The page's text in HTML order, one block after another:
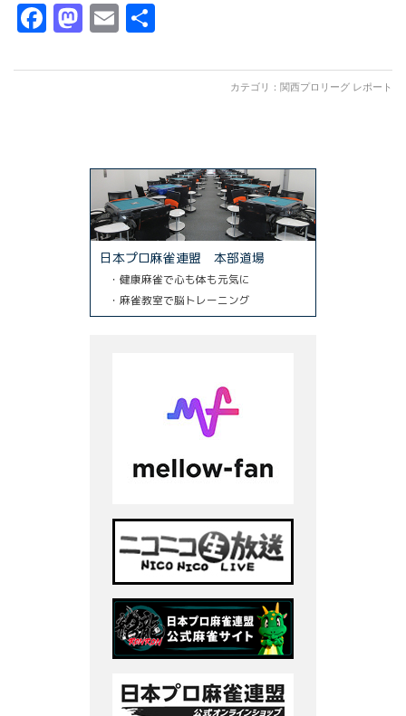
Facebook
Mastodon
Email
カテゴリ： 関西プロリーグ レポート
日本プロ麻雀連盟 本部道場
・健康麻雀で心も体も元気に
・麻雀教室で脳トレーニング